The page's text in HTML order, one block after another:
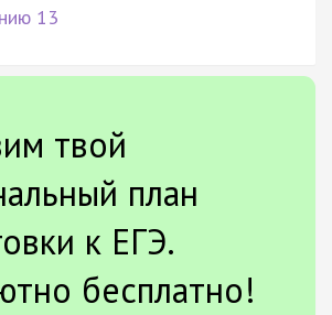
13
твой
план
к ЕГЭ.
бесплатно!